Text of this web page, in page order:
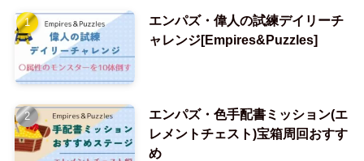
エンパズ・偉人の試練デイリーチ
ャレンジ[Empires&Puzzles]
エンパズ・色手配書ミッション(エ
レメントチェスト)宝箱周回おすす
め